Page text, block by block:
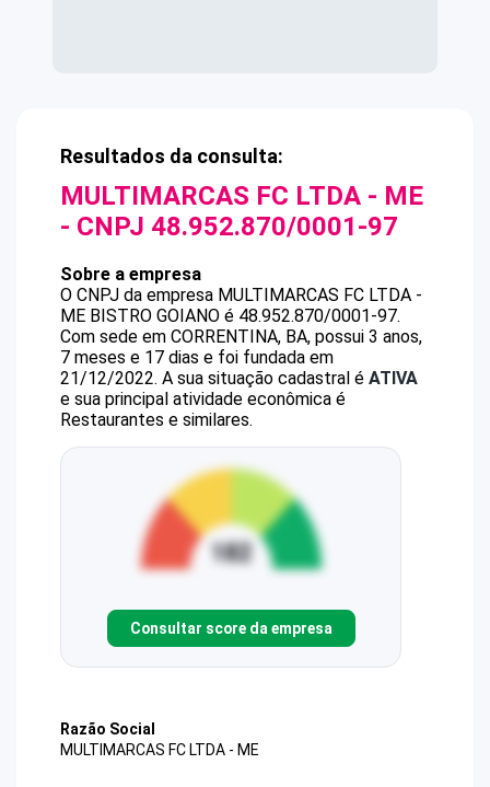
Resultados da consulta:
MULTIMARCAS FC LTDA - ME
- CNPJ 48.952.870/0001-97
Sobre a empresa
O CNPJ da empresa MULTIMARCAS FC LTDA -
ME BISTRO GOIANO é 48.952.870/0001-97.
Com sede em CORRENTINA, BA, possui 3 anos,
7 meses e 17 dias e foi fundada em
21/12/2022. A sua situação cadastral é ATIVA
e sua principal atividade econômica é
Restaurantes e similares.
Consultar score da empresa
Razão Social
MULTIMARCAS FC LTDA - ME